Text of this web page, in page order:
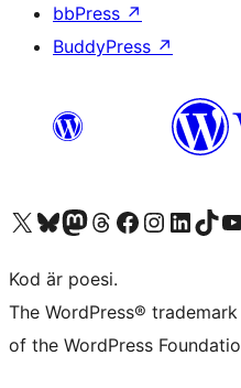
bbPress ↗
BuddyPress ↗
Besök vår X-konto (f.d. Twitter)
Besök vårt Bluesky-konto
Besök vårt Mastodon-konto
Besök vårt Thread-konto
Besök vår Facebook-sidaBesök vårt Instagram-konto
Besök vårt LinkedIn-konto
Besök vårtBesök
Kod är poesi.
The WordPress®
of the WordPress